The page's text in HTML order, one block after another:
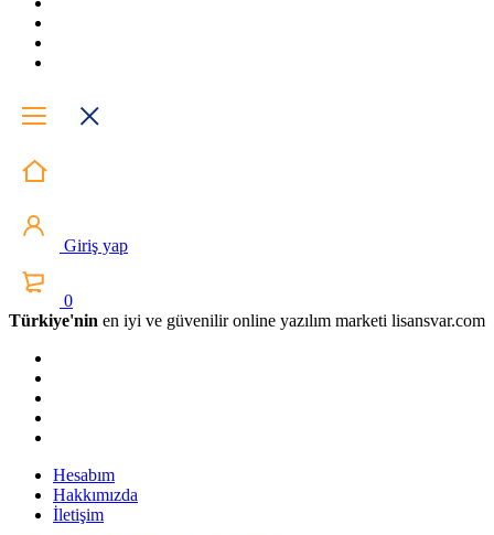
Giriş yap
0
Türkiye'nin en iyi ve güvenilir online yazılım marketi lisansvar.com
Hesabım
Hakkımızda
İletişim